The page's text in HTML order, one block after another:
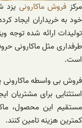
مرکز فروش ماکارونی یزد
خود به خریداران ایجاد
تولیدات ارائه شده توجه
طرفداری مثل ماکارونی
است.
فروش بی واسطه
استثنایی برای مشتریان
مستقیم این محصول،
کمترین هزینه تامین کنند.